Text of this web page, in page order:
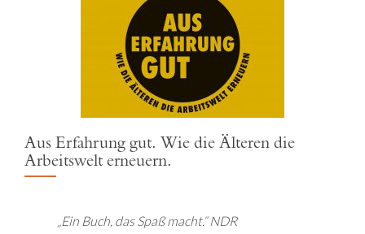
Aus Erfahrung gut. Wie die Älteren die
Arbeitswelt erneuern.
„Ein Buch, das Spaß macht.“ NDR